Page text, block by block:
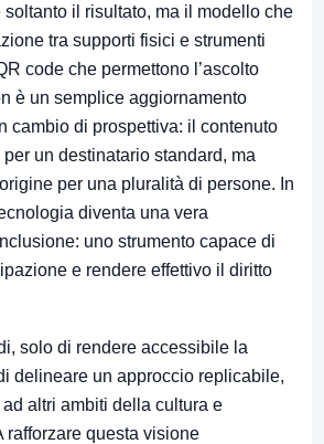
il risultato, ma il modello che
tra supporti fisici e strumenti
code che permettono l’ascolto
è un semplice aggiornamento
cambio di prospettiva: il contenuto
un destinatario standard, ma
per una pluralità di persone. In
diventa una vera
uno strumento capace di
e rendere effettivo il diritto
solo di rendere accessibile la
delineare un approccio replicabile,
altri ambiti della cultura e
rafforzare questa visione